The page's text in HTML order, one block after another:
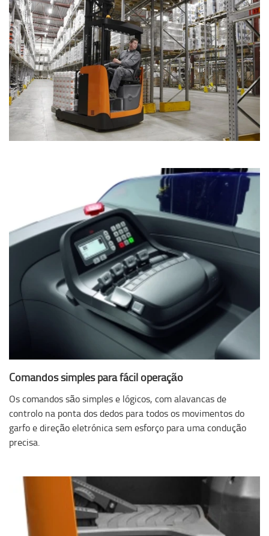
Comandos simples para fácil operação
Os comandos são simples e lógicos, com alavancas de
controlo na ponta dos dedos para todos os movimentos do
garfo e direção eletrónica sem esforço para uma condução
precisa.